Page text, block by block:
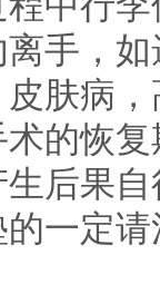
手，
肤病
的恢
后果
一定